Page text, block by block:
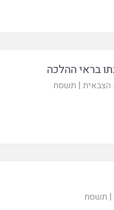
בראי ההלכה
הצבאית | תשסח
| תשסח